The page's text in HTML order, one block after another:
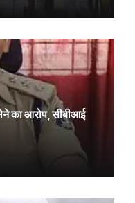
का आरोप, सीबीआई